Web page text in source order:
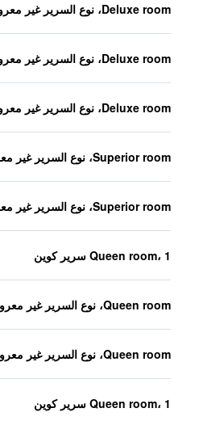
Deluxe room، نوع السرير غير معروف
Deluxe room، نوع السرير غير معروف
Deluxe room، نوع السرير غير معروف
Superior room، نوع السرير غير معروف
Superior room، نوع السرير غير معروف
Queen room، 1 سرير كوين
Queen room، نوع السرير غير معروف
Queen room، نوع السرير غير معروف
Queen room، 1 سرير كوين